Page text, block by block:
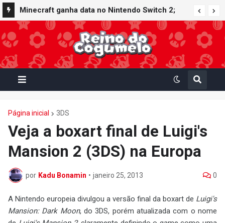
Minecraft ganha data no Nintendo Switch 2;
Super Mario Mash-Up receberá atualização
gráfica exclusiva
Página inicial 3DS
Veja a boxart final de Luigi's
Mansion 2 (3DS) na Europa
por Kadu Bonamin • janeiro 25, 2013 0
A Nintendo europeia divulgou a versão final da boxart de Luigi's
Mansion: Dark Moon, do 3DS, porém atualizada com o nome